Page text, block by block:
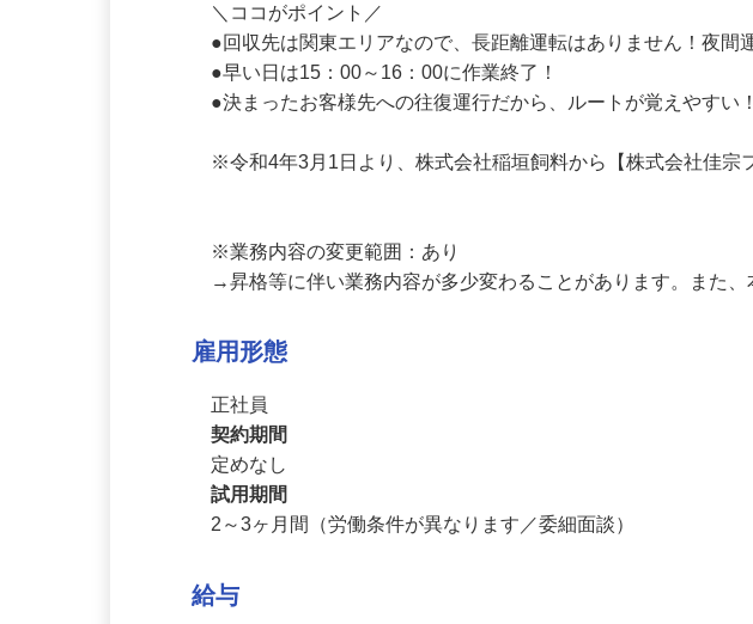
＼ココがポイント／
●回収先は関東エリアなので、長距離運転はありません！夜間
●早い日は15：00～16：00に作業終了！
※業務内容の変更範囲：あり
雇用形態
正社員
契約期間
定めなし
試用期間